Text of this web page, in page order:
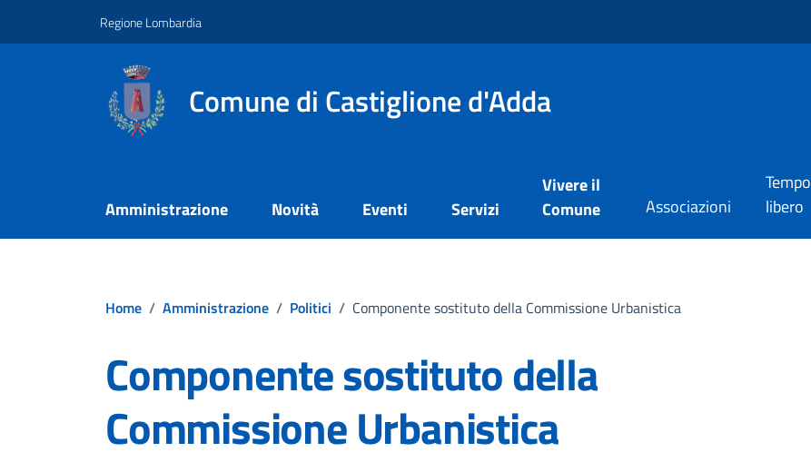
Regione Lombardia
Comune di Castiglione d'Adda
Amministrazione Novità Eventi Servizi
Vivere il
Comune
Associazioni
Tempo
libero
Home / Amministrazione / Politici / Componente sostituto della Commissione Urbanistica
Componente sostituto della
Commissione Urbanistica